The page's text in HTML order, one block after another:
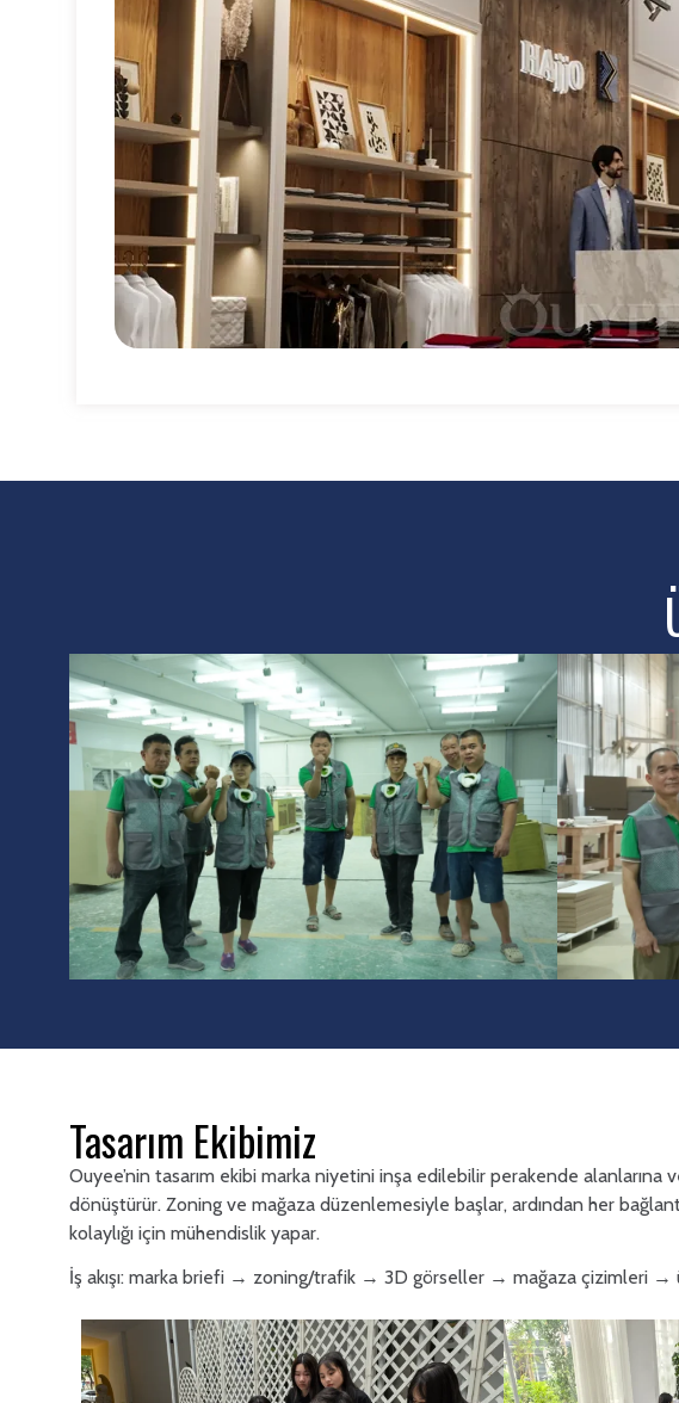
Tasarım Ekibimiz
Ouyee’nin tasarım ekibi marka niyetini inşa edilebilir perakende alanlarına
dönüştürür. Zoning ve mağaza düzenlemesiyle başlar, ardından her
kolaylığı için mühendislik yapar.
İş akışı: marka briefi → zoning/trafik → 3D görseller → mağaza çizimleri →